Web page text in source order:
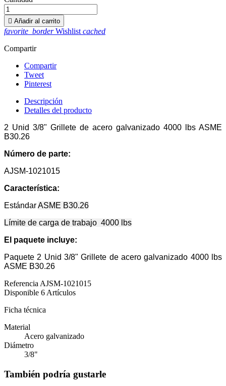
 Añadir al carrito
favorite_border Wishlist cached
Compartir
Compartir
Tweet
Pinterest
Descripción
Detalles del producto
2 Unid 3/8" Grillete de acero galvanizado 4000 lbs ASME
B30.26
Número de parte:
AJSM-1021015
Característica:
EstándarASME B30.26
Límite de carga de trabajo 4000 lbs
El paquete incluye:
Paquete 2 Unid 3/8" Grillete de acero galvanizado 4000 lbs
ASME B30.26
ReferenciaAJSM-1021015
Disponible 6 Artículos
Ficha técnica
Material
Acero galvanizado
Diámetro
3/8"
También podría gustarle